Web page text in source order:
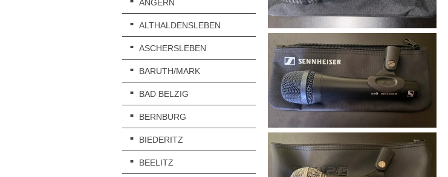
ANGERN
ALTHALDENSLEBEN
ASCHERSLEBEN
BARUTH/MARK
BAD BELZIG
BERNBURG
BIEDERITZ
BEELITZ